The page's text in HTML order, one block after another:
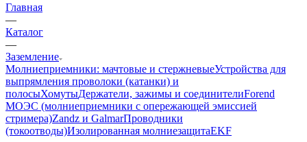
Главная
—
Каталог
—
Заземление
Молниеприемники: мачтовые и стержневыеУстройства для
выпрямления проволоки (катанки) и
полосыХомутыДержатели, зажимы и соединителиForend
МОЭС (молниеприемники с опережающей эмиссией
стримера)Zandz и GalmarПроводники
(токоотводы)Изолированная молниезащитаEKF